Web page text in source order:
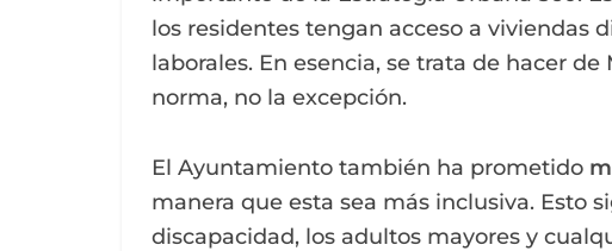
los residentes tengan acceso a viviendas
laborales. En esencia, se trata de hacer
norma, no la excepción.
El Ayuntamiento también ha prometido
manera que esta sea más inclusiva. Esto
discapacidad, los adultos mayores y